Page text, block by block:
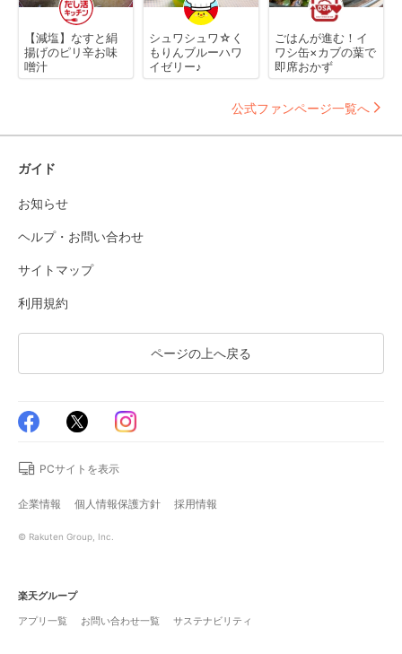
【減塩】なすと絹
揚げのピリ辛お味
噌汁
シュワシュワ☆く
もりんブルーハワ
イゼリー♪
ごはんが進む！イ
ワシ缶×カブの葉で
即席おかず
公式ファンページ一覧へ
ガイド
お知らせ
ヘルプ・お問い合わせ
サイトマップ
利用規約
ページの上へ戻る
PCサイトを表示
企業情報 個人情報保護方針 採用情報
© Rakuten Group, Inc.
楽天グループ
アプリ一覧
お問い合わせ一覧 サステナビリティ